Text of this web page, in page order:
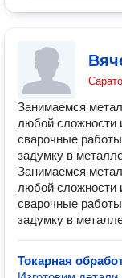
Занимаемся
любой сложности
сварочные
задумку в
Занимаемся
любой сложности
сварочные
задумку в
Токарная